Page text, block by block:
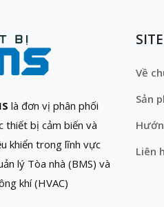
là đơn vị phân phối
thiết bị cảm biến và
khiển trong lĩnh vực
lý Tòa nhà (BMS) và
khí (HVAC)
Về
Sản
Liên